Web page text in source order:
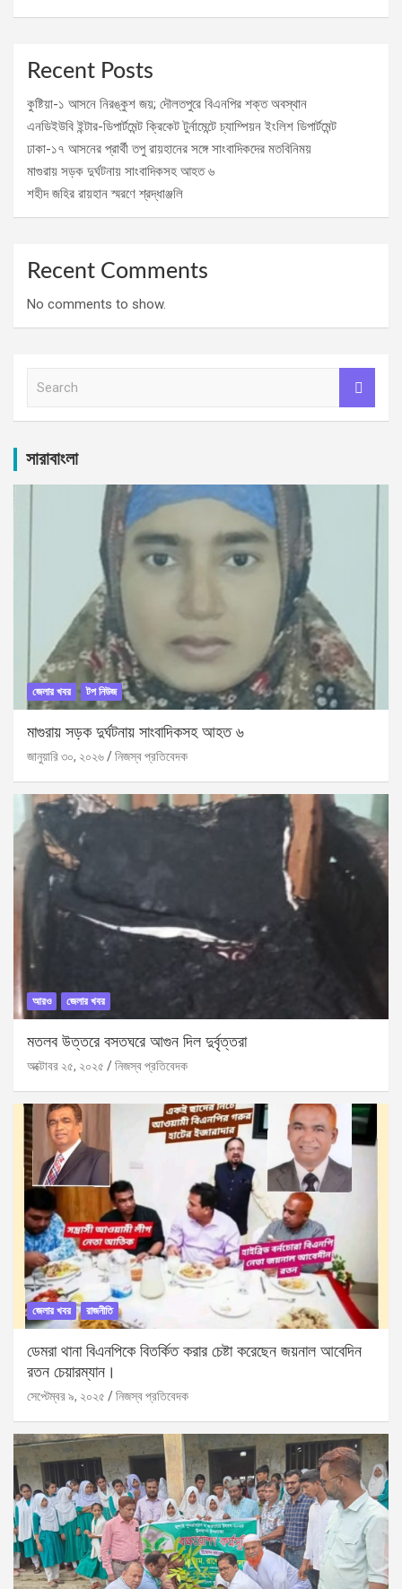
Recent Posts
কুষ্টিয়া-১ আসনে নিরঙ্কুশ জয়; দৌলতপুরে বিএনপির শক্ত অবস্থান
এনডিইউবি ইন্টার-ডিপার্টমেন্ট ক্রিকেট টুর্নামেন্টে চ্যাম্পিয়ন ইংলিশ ডিপার্টমেন্ট
ঢাকা-১৭ আসনের প্রার্থী তপু রায়হানের সঙ্গে সাংবাদিকদের মতবিনিময়
মাগুরায় সড়ক দুর্ঘটনায় সাংবাদিকসহ আহত ৬
শহীদ জহির রায়হান স্মরণে শ্রদ্ধাঞ্জলি
Recent Comments
No comments to show.
c
সারাবাংলা
জেলার খবর টপ নিউজ
মাগুরায় সড়ক দুর্ঘটনায় সাংবাদিকসহ আহত ৬
জানুয়ারি ৩০, ২০২৬ নিজস্ব প্রতিবেদক
আরও জেলার খবর
মতলব উত্তরে বসতঘরে আগুন দিল দুর্বৃত্তরা
অক্টোবর ২৫, ২০২৫ নিজস্ব প্রতিবেদক
জেলার খবর রাজনীতি
ডেমরা থানা বিএনপিকে বিতর্কিত করার চেষ্টা করেছেন জয়নাল আবেদিন
রতন চেয়ারম্যান।
সেপ্টেম্বর ৯, ২০২৫ নিজস্ব প্রতিবেদক